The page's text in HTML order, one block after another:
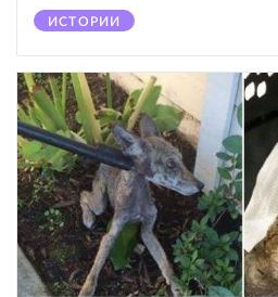
ИСТОРИИ